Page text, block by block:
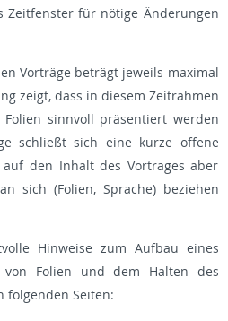
Zeitfenster für nötige Änderungen
Vorträge beträgt jeweils maximal
zeigt, dass in diesem Zeitrahmen
sinnvoll präsentiert werden
schließt sich eine kurze offene
den Inhalt des Vortrages aber
sich (Folien, Sprache) beziehen
Hinweise zum Aufbau eines
von Folien und dem Halten des
folgenden Seiten: